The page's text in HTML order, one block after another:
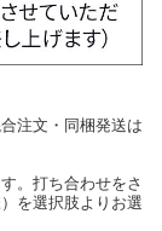
注文・同梱発送は
。打ち合わせをさ
を選択肢よりお選